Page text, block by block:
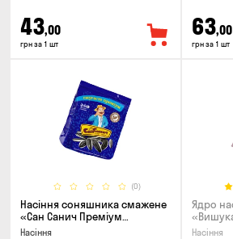
43,00
грн за 1 шт
63,00
грн за 1 шт
(0)
Насіння соняшника смажене
«Сан Санич Преміум
смугасте», 95г
Насіння
Ядро
бекону,
Насіння